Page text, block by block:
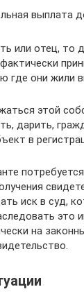
выплата
или отец, то
где они жили
этой
дарить,
в
иск в суд,
это
на